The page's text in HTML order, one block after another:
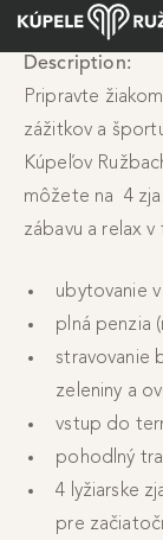
Skip to main
Hlavné
Description
Pripravte
zážitkov a
Kúpeľov
môžete na 4
zábavu a relax
ubytovanie
plná penzia
stravovanie
zeleniny a
vstup do
pohodlný
4 lyžiarske
pre